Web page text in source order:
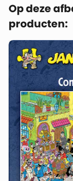
Op deze
producten: